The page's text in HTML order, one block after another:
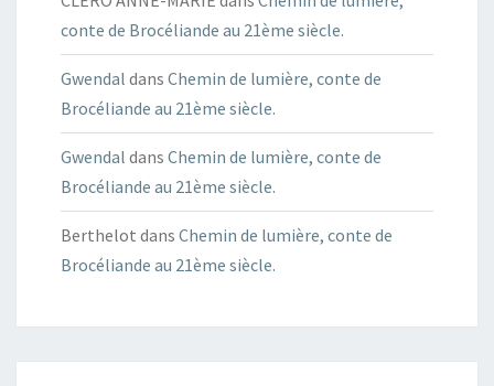
conte de Brocéliande au 21ème siècle.
Gwendal dans Chemin de lumière, conte de
Brocéliande au 21ème siècle.
Gwendal dans Chemin de lumière, conte de
Brocéliande au 21ème siècle.
Berthelot dans Chemin de lumière, conte de
Brocéliande au 21ème siècle.